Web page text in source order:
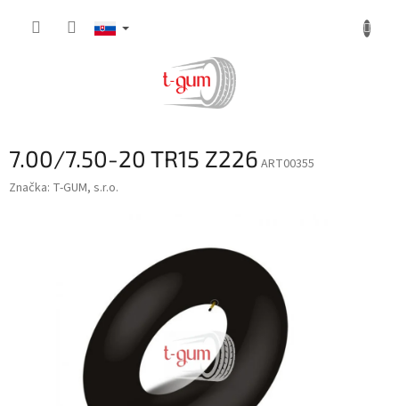
7.00/7.50-20 TR15 Z226 ART00355
Značka: T-GUM, s.r.o.